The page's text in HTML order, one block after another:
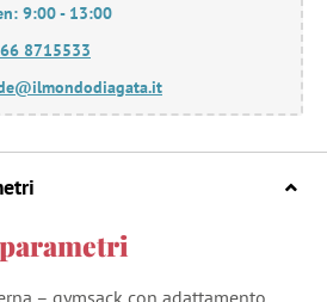
9:00 - 13:00
8715533
– gymsack con adattamento